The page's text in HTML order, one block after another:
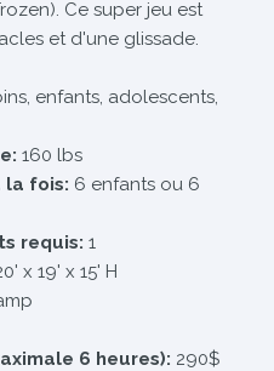
Ce super jeu est
et d'une glissade.
enfants, adolescents,
160 lbs
la fois: 6 enfants ou 6
requis: 1
x 19' x 15' H
6 heures): 290$